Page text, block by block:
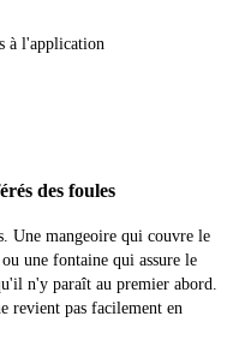
à l'application
des foules
Une mangeoire qui couvre le
une fontaine qui assure le
n'y paraît au premier abord.
revient pas facilement en